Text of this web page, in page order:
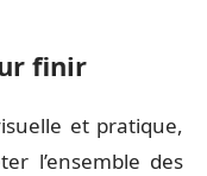
finir
et pratique,
l’ensemble des